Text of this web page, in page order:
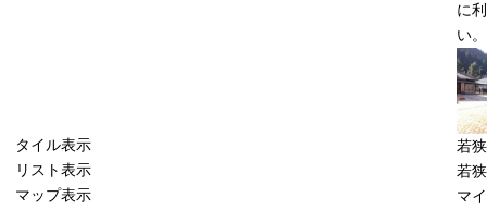
タイル表示
リスト表示
マップ表示
に
い。
若
若
マ